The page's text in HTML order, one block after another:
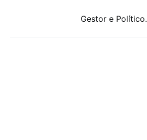
Gestor e Político.